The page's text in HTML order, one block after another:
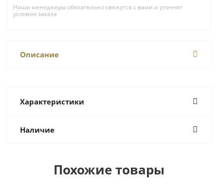
Наши менеджеры обязательно свяжутся с вами и уточнят
условия заказа
Описание
Характеристики
Наличие
Похожие товары